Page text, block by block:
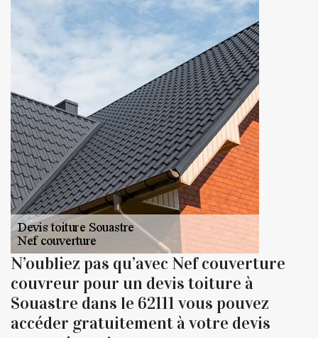
N’oubliez pas qu’avec Nef couverture
couvreur pour un devis toiture à
Souastre dans le 62111 vous pouvez
accéder gratuitement à votre devis